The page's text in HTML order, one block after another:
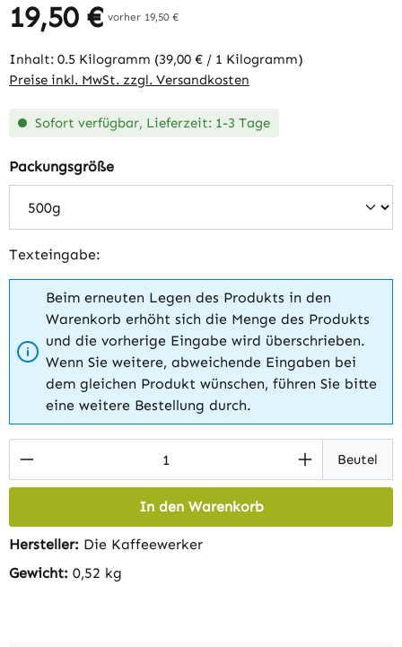
Regulärer Preis:
19,50 € vorher 19,50 €
Inhalt: 0.5 Kilogramm (39,00 € / 1 Kilogramm)
Preise inkl. MwSt. zzgl. Versandkosten
Sofort verfügbar, Lieferzeit: 1-3 Tage
Packungsgrößeauswählen
Texteingabe:
Beim erneuten Legen des Produkts in den
Warenkorb erhöht sich die Menge des Produkts
und die vorherige Eingabe wird überschrieben.
Wenn Sie weitere, abweichende Eingaben bei
dem gleichen Produkt wünschen, führen Sie bitte
eine weitere Bestellung durch.
Produkt Anzahl: Gib den gewünschten
Beutel
In den Warenkorb
Hersteller: Die Kaffeewerker
Gewicht: 0,52 kg